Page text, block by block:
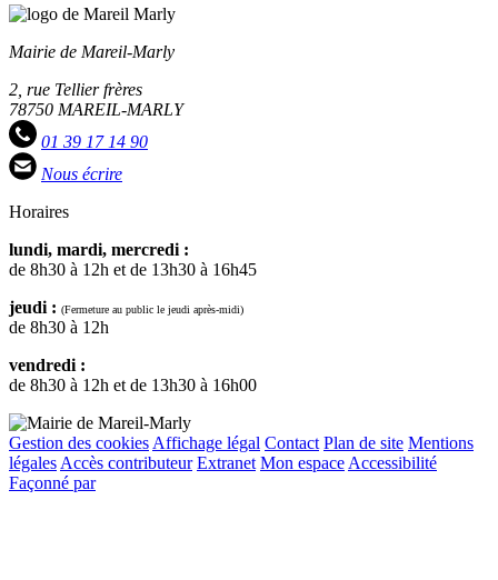
Mairie de Mareil-Marly
2, rue Tellier frères
78750 MAREIL-MARLY
01 39 17 14 90
Nous écrire
Horaires
lundi, mardi, mercredi :
de 8h30 à 12h et de 13h30 à 16h45
jeudi : (Fermeture au public le jeudi après-midi)
de 8h30 à 12h
vendredi :
de 8h30 à 12h et de 13h30 à 16h00
Gestion des cookies Affichage légal Contact Plan de site Mentions
légales Accès contributeur Extranet Mon espace Accessibilité
Façonné par